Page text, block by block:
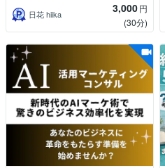
日花 hiika 3,000円
(30分)